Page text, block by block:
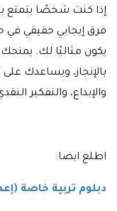
إذا كنت شخصًا يتمتع
فرق إيجابي حقيقي في
يكون مثاليًا لك.
بالإنجاز، ويساعدك
والإبداع، والتفكير
اطلع ايضا:
دبلوم تربية خاصة